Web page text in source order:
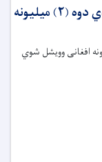
په زابل ولايت کي (316) کورنیو ته څه باندي دوه (٢) ميليونه